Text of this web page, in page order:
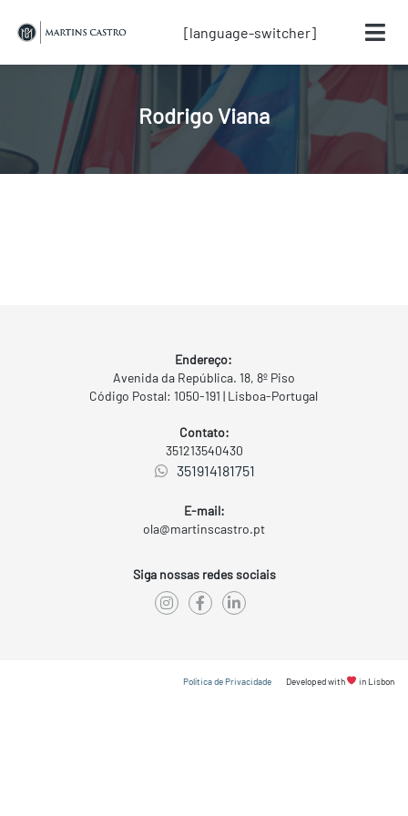
[language-switcher]
Rodrigo Viana
Endereço:
Avenida da República. 18, 8º Piso
Código Postal: 1050-191 | Lisboa-Portugal
Contato:
351213540430
351914181751
E-mail:
ola@martinscastro.pt
Siga nossas redes sociais
Política de Privacidade Developed with in Lisbon